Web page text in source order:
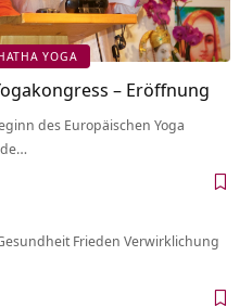
YOGA
– Eröffnung
des Europäischen Yoga
Frieden Verwirklichung